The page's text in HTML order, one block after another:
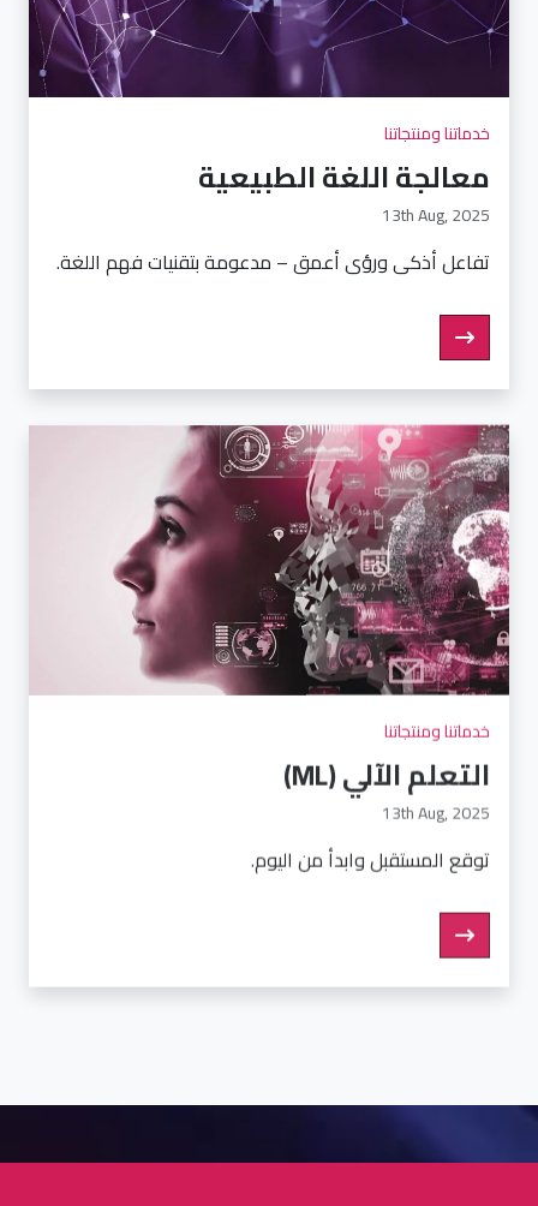
خدماتنا ومنتجاتنا
معالجة اللغة الطبيعية
13th Aug, 2025
تفاعل أذكى ورؤى أعمق – مدعومة بتقنيات فهم اللغة.
خدماتنا ومنتجاتنا
التعلم الآلي (ML)
13th Aug, 2025
توقع المستقبل وابدأ من اليوم.